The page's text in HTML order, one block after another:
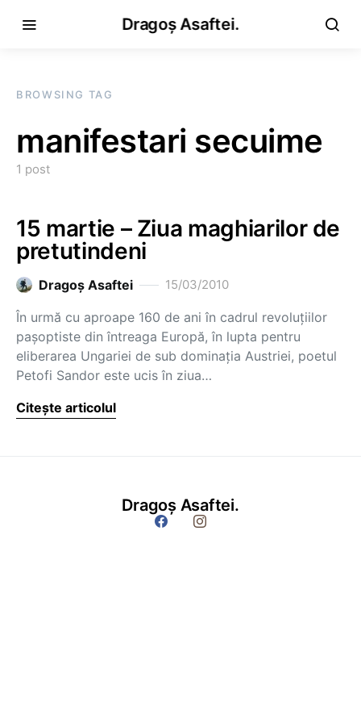
Dragoș Asaftei.
BROWSING TAG
manifestari secuime
1 post
15 martie – Ziua maghiarilor de
pretutindeni
Dragoş Asaftei 15/03/2010
În urmă cu aproape 160 de ani în cadrul revoluţiilor
paşoptiste din întreaga Europă, în lupta pentru
eliberarea Ungariei de sub dominaţia Austriei, poetul
Petofi Sandor este ucis în ziua…
Citește articolul
Dragoș Asaftei.